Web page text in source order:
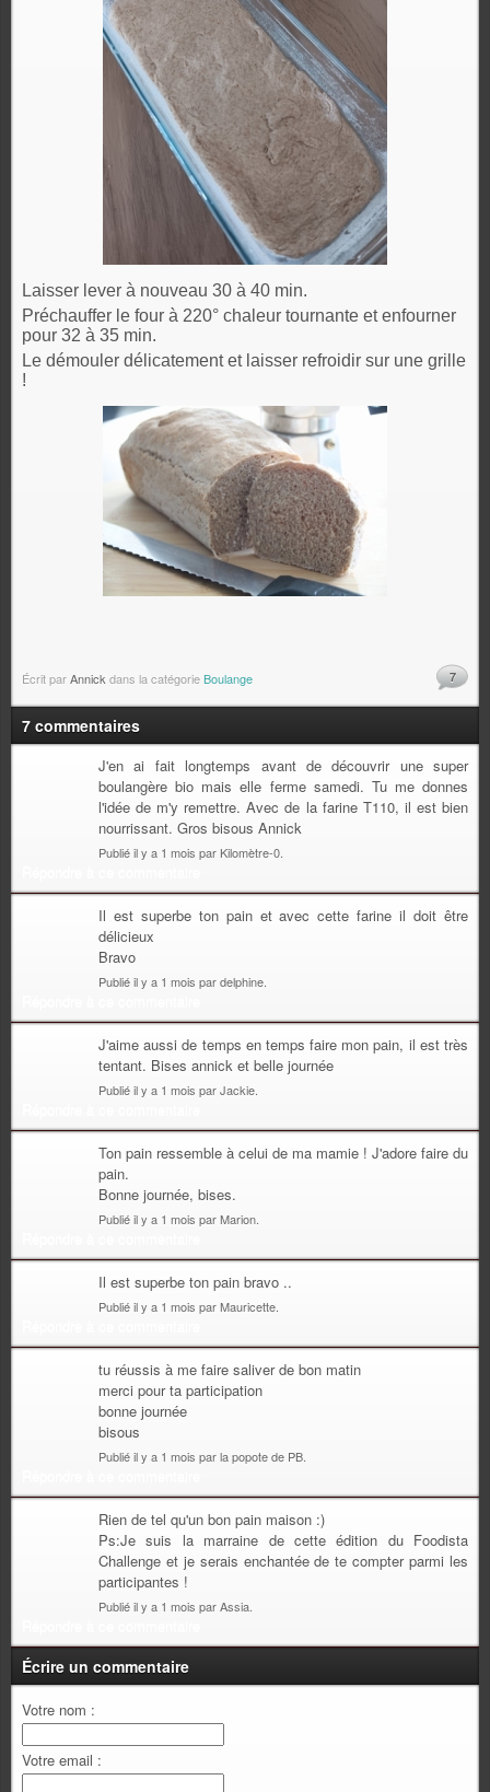
Laisser lever à nouveau 30 à 40 min.
Préchauffer le four à 220° chaleur tournante et enfourner
pour 32 à 35 min.
Le démouler délicatement et laisser refroidir sur une grille
!
Écrit parAnnick dans la catégorieBoulange 7
7 commentaires
J'en ai fait longtemps avant de découvrir une super
boulangère bio mais elle ferme samedi. Tu me donnes
l'idée de m'y remettre. Avec de la farine T110, il est bien
nourrissant. Gros bisous Annick
Publié il y a 1 mois par Kilomètre-0.
Il est superbe ton pain et avec cette farine il doit être
délicieux
Bravo
Publié il y a 1 mois par delphine.
J'aime aussi de temps en temps faire mon pain, il est très
tentant. Bises annick et belle journée
Publié il y a 1 mois par Jackie.
Ton pain ressemble à celui de ma mamie ! J'adore faire du
pain.
Bonne journée, bises.
Publié il y a 1 mois par Marion.
Il est superbe ton pain bravo ..
Publié il y a 1 mois par Mauricette.
tu réussis à me faire saliver de bon matin
merci pour ta participation
bonne journée
bisous
Publié il y a 1 mois par la popote de PB.
Rien de tel qu'un bon pain maison :)
Ps:Je suis la marraine de cette édition du Foodista
Challenge et je serais enchantée de te compter parmi les
participantes !
Publié il y a 1 mois par Assia.
Écrire un commentaire
Votre nom :
Votre email :